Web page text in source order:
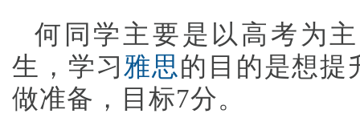
何同学主要是以高考为
生，学习 雅思的目的是想提
做准备，目标7分。